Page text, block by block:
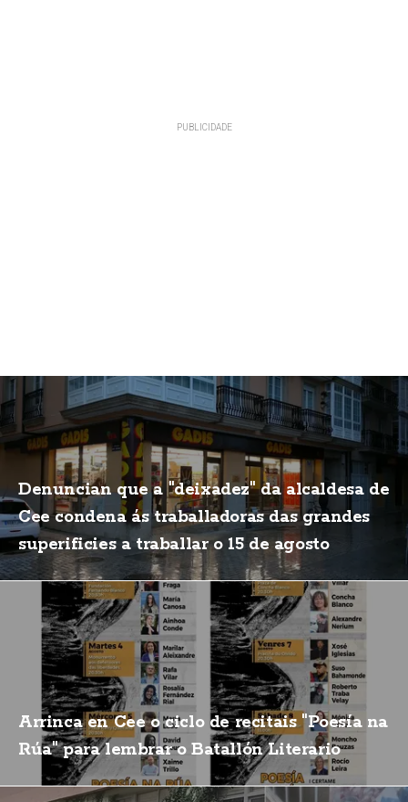
Denuncian que a "deixadez" da alcaldesa de
Cee condena ás traballadoras das grandes
superificies a traballar o 15 de agosto
Arrinca en Cee o ciclo de recitais "Poesía na
Rúa" para lembrar o Batallón Literario